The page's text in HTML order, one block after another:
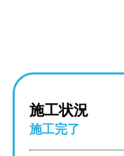
施工状況
施工完了